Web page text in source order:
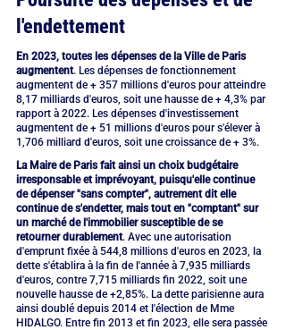
l'endettement
En 2023, toutes les dépenses de la Ville de Paris
augmentent. Les dépenses de fonctionnement
augmentent de + 357 millions d'euros pour atteindre
8,17 milliards d'euros, soit une hausse de + 4,3% par
rapport à 2022. Les dépenses d'investissement
augmentent de + 51 millions d'euros pour s'élever à
1,706 milliard d'euros, soit une croissance de + 3%.
La Maire de Paris fait ainsi un choix budgétaire
irresponsable et imprévoyant, puisqu'elle continue
de dépenser "sans compter", autrement dit elle
continue de s'endetter, mais tout en "comptant" sur
un marché de l'immobilier susceptible de se
retourner durablement. Avec une autorisation
d'emprunt fixée à 544,8 millions d'euros en 2023, la
dette s'établira à la fin de l'année à 7,935 milliards
d'euros, contre 7,715 milliards fin 2022, soit une
nouvelle hausse de +2,85%. La dette parisienne aura
ainsi doublé depuis 2014 et l'élection de Mme
HIDALGO. Entre fin 2013 et fin 2023, elle sera passée